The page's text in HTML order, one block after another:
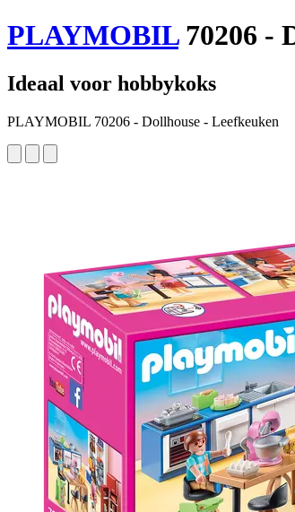
PLAYMOBIL70206 -
Ideaal voor hobbykoks
PLAYMOBIL 70206 - Dollhouse - Leefkeuken